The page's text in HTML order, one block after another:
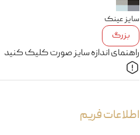
سایز عینک
بزرگ
راهنمای اندازه سایز صورت کلیک کنید
اطلاعات فریم